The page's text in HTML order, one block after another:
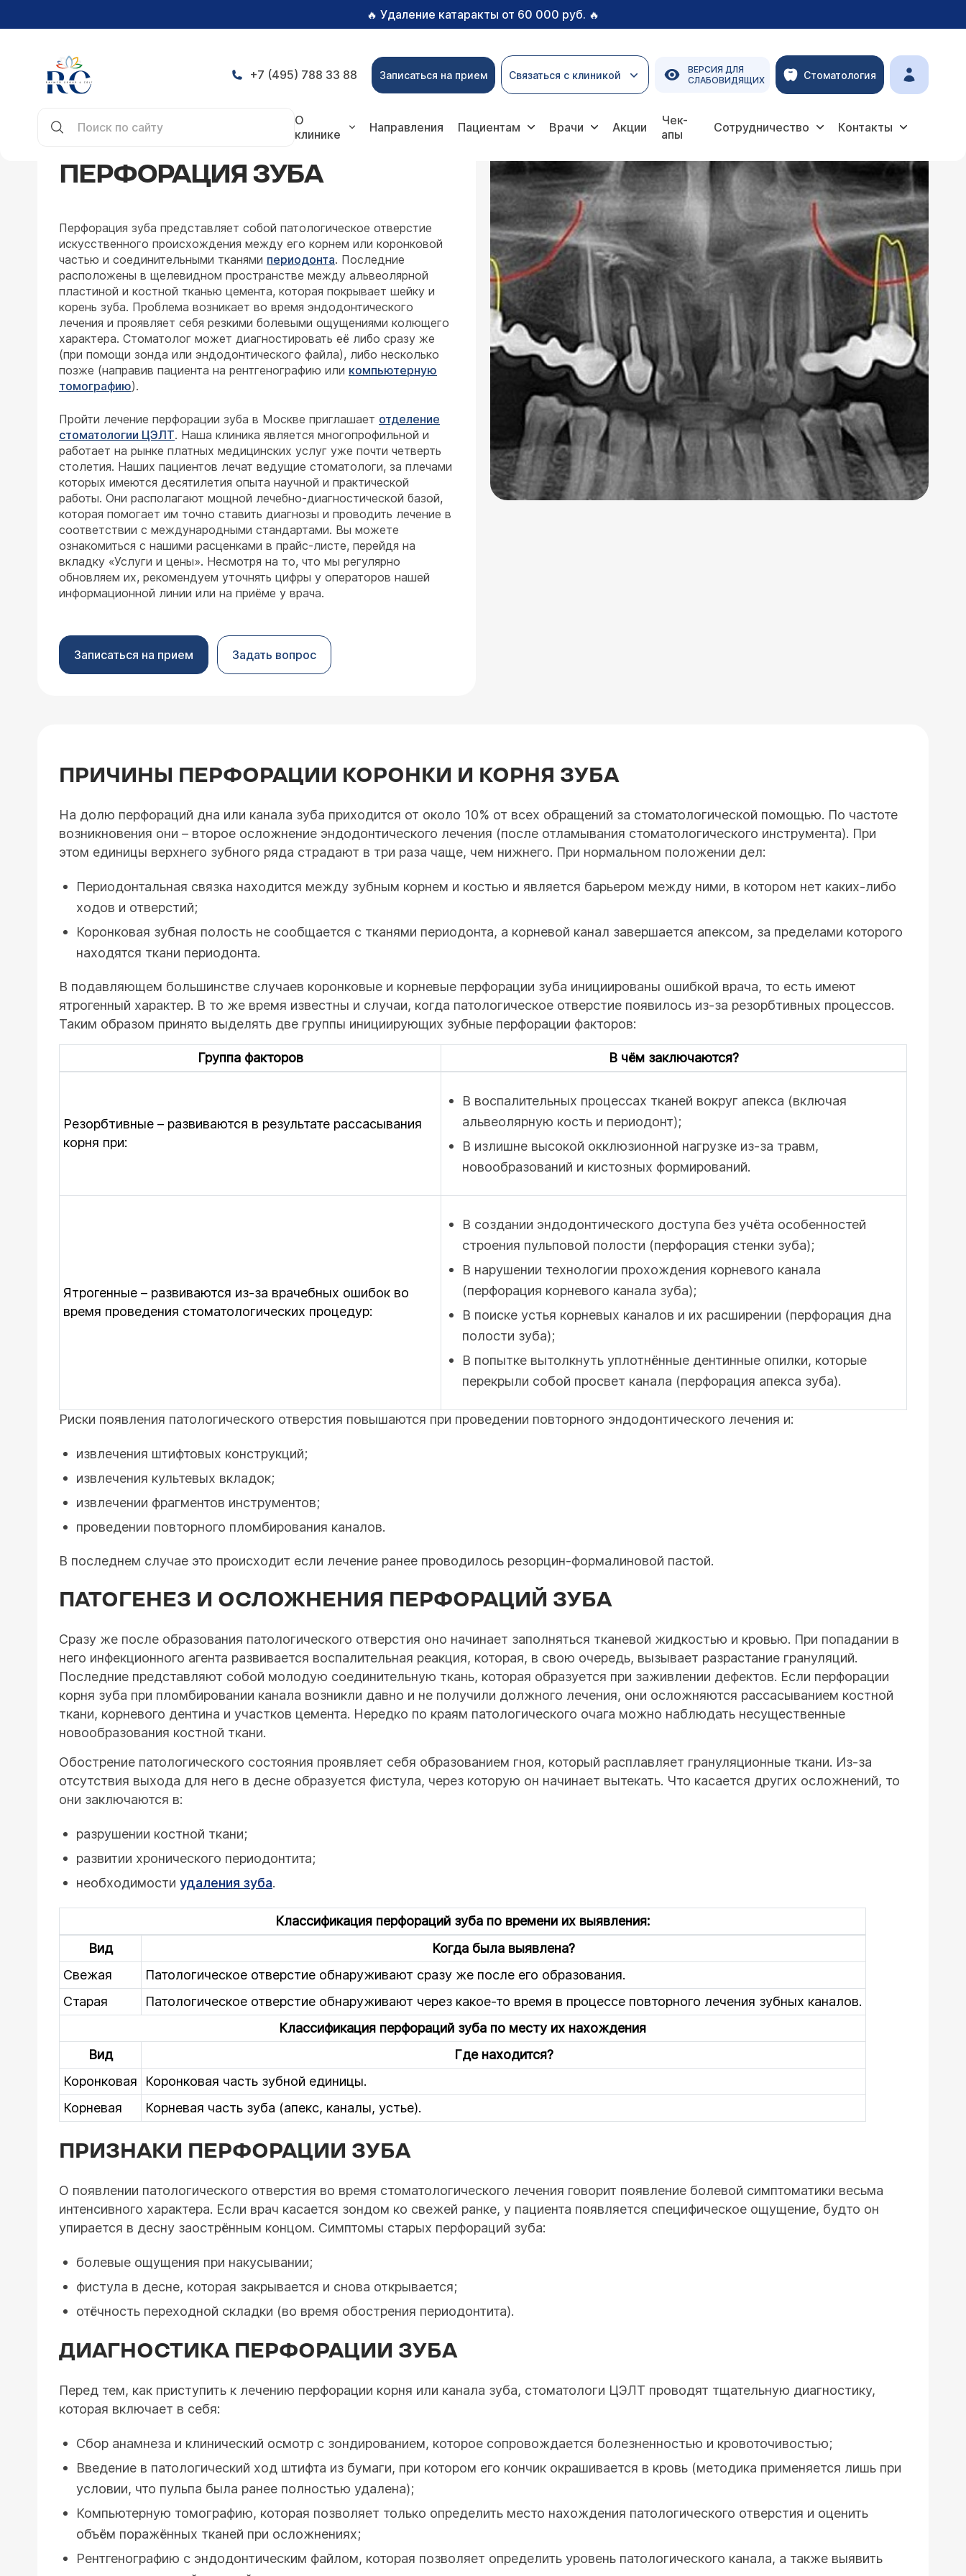
🔥 Удаление катаракты от 60 000 руб. 🔥
+7 (495) 788 33 88 Записаться на прием Связаться с клиникой
ВЕРСИЯ ДЛЯ
СЛАБОВИДЯЩИХ
Стоматология
О
клинике
Направления Пациентам Врачи Акции
Чек-
апы
Сотрудничество Контакты
ПЕРФОРАЦИЯ ЗУБА
Перфорация зуба представляет собой патологическое отверстие
искусственного происхождения между его корнем или коронковой
частью и соединительными тканями периодонта. Последние
расположены в щелевидном пространстве между альвеолярной
пластиной и костной тканью цемента, которая покрывает шейку и
корень зуба. Проблема возникает во время эндодонтического
лечения и проявляет себя резкими болевыми ощущениями колющего
характера. Стоматолог может диагностировать её либо сразу же
(при помощи зонда или эндодонтического файла), либо несколько
позже (направив пациента на рентгенографию или компьютерную
томографию).
Пройти лечение перфорации зуба в Москве приглашает отделение
стоматологии ЦЭЛТ. Наша клиника является многопрофильной и
работает на рынке платных медицинских услуг уже почти четверть
столетия. Наших пациентов лечат ведущие стоматологи, за плечами
которых имеются десятилетия опыта научной и практической
работы. Они располагают мощной лечебно-диагностической базой,
которая помогает им точно ставить диагнозы и проводить лечение в
соответствии с международными стандартами. Вы можете
ознакомиться с нашими расценками в прайс-листе, перейдя на
вкладку «Услуги и цены». Несмотря на то, что мы регулярно
обновляем их, рекомендуем уточнять цифры у операторов нашей
информационной линии или на приёме у врача.
Записаться на прием Задать вопрос
ПРИЧИНЫ ПЕРФОРАЦИИ КОРОНКИ И КОРНЯ ЗУБА
На долю перфораций дна или канала зуба приходится от около 10% от всех обращений за стоматологической помощью. По частоте
возникновения они – второе осложнение эндодонтического лечения (после отламывания стоматологического инструмента). При
этом единицы верхнего зубного ряда страдают в три раза чаще, чем нижнего. При нормальном положении дел:
Периодонтальная связка находится между зубным корнем и костью и является барьером между ними, в котором нет каких-либо
ходов и отверстий;
Коронковая зубная полость не сообщается с тканями периодонта, а корневой канал завершается апексом, за пределами которого
находятся ткани периодонта.
В подавляющем большинстве случаев коронковые и корневые перфорации зуба инициированы ошибкой врача, то есть имеют
ятрогенный характер. В то же время известны и случаи, когда патологическое отверстие появилось из-за резорбтивных процессов.
Таким образом принято выделять две группы инициирующих зубные перфорации факторов:
Группа факторов В чём заключаются?
Резорбтивные – развиваются в результате рассасывания
корня при:
В воспалительных процессах тканей вокруг апекса (включая
альвеолярную кость и периодонт);
В излишне высокой окклюзионной нагрузке из-за травм,
новообразований и кистозных формирований.
Ятрогенные – развиваются из-за врачебных ошибок во
время проведения стоматологических процедур:
В создании эндодонтического доступа без учёта особенностей
строения пульповой полости (перфорация стенки зуба);
В нарушении технологии прохождения корневого канала
(перфорация корневого канала зуба);
В поиске устья корневых каналов и их расширении (перфорация дна
полости зуба);
В попытке вытолкнуть уплотнённые дентинные опилки, которые
перекрыли собой просвет канала (перфорация апекса зуба).
Риски появления патологического отверстия повышаются при проведении повторного эндодонтического лечения и:
извлечения штифтовых конструкций;
извлечения культевых вкладок;
извлечении фрагментов инструментов;
проведении повторного пломбирования каналов.
В последнем случае это происходит если лечение ранее проводилось резорцин-формалиновой пастой.
ПАТОГЕНЕЗ И ОСЛОЖНЕНИЯ ПЕРФОРАЦИЙ ЗУБА
Сразу же после образования патологического отверстия оно начинает заполняться тканевой жидкостью и кровью. При попадании в
него инфекционного агента развивается воспалительная реакция, которая, в свою очередь, вызывает разрастание грануляций.
Последние представляют собой молодую соединительную ткань, которая образуется при заживлении дефектов. Если перфорации
корня зуба при пломбировании канала возникли давно и не получили должного лечения, они осложняются рассасыванием костной
ткани, корневого дентина и участков цемента. Нередко по краям патологического очага можно наблюдать несущественные
новообразования костной ткани.
Обострение патологического состояния проявляет себя образованием гноя, который расплавляет грануляционные ткани. Из-за
отсутствия выхода для него в десне образуется фистула, через которую он начинает вытекать. Что касается других осложнений, то
они заключаются в:
разрушении костной ткани;
развитии хронического периодонтита;
необходимости удаления зуба.
Классификация перфораций зуба по времени их выявления:
Вид
Когда была выявлена?
Свежая
Патологическое отверстие обнаруживают сразу же после его образования.
Старая
Патологическое отверстие обнаруживают через какое-то время в процессе повторного лечения зубных каналов.
Классификация перфораций зуба по месту их нахождения
Вид
Где находится?
Коронковая
Коронковая часть зубной единицы.
Корневая
Корневая часть зуба (апекс, каналы, устье).
ПРИЗНАКИ ПЕРФОРАЦИИ ЗУБА
О появлении патологического отверстия во время стоматологического лечения говорит появление болевой симптоматики весьма
интенсивного характера. Если врач касается зондом ко свежей ранке, у пациента появляется специфическое ощущение, будто он
упирается в десну заострённым концом. Симптомы старых перфораций зуба:
болевые ощущения при накусывании;
фистула в десне, которая закрывается и снова открывается;
отёчность переходной складки (во время обострения периодонтита).
ДИАГНОСТИКА ПЕРФОРАЦИИ ЗУБА
Перед тем, как приступить к лечению перфорации корня или канала зуба, стоматологи ЦЭЛТ проводят тщательную диагностику,
которая включает в себя:
Сбор анамнеза и клинический осмотр с зондированием, которое сопровождается болезненностью и кровоточивостью;
Введение в патологический ход штифта из бумаги, при котором его кончик окрашивается в кровь (методика применяется лишь при
условии, что пульпа была ранее полностью удалена);
Компьютерную томографию, которая позволяет только определить место нахождения патологического отверстия и оценить
объём поражённых тканей при осложнениях;
Рентгенографию с эндодонтическим файлом, которая позволяет определить уровень патологического канала, а также выявить